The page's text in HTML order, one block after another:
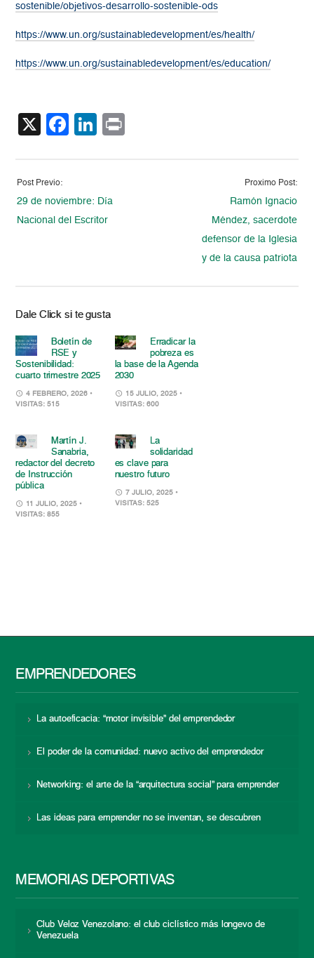
sostenible/objetivos-desarrollo-sostenible-ods
https://www.un.org/sustainabledevelopment/es/health/
https://www.un.org/sustainabledevelopment/es/education/
X Facebook
LinkedIn
Post Previo:
29 de noviembre: Día
Nacional del Escritor
Proximo Post:
Ramón Ignacio
Méndez, sacerdote
defensor de la Iglesia
y de la causa patriota
Dale Click si te gusta
Boletín de
RSE y
Sostenibilidad:
cuarto trimestre 2025
4 FEBRERO, 2026 •
VISITAS: 515
Erradicar la
pobreza es
la base de la Agenda
2030
15 JULIO, 2025 •
VISITAS: 600
Martín J.
Sanabria,
redactor del decreto
de Instrucción
pública
11 JULIO, 2025 •
VISITAS: 855
La
solidaridad
es clave para
nuestro futuro
7 JULIO, 2025 •
VISITAS: 525
EMPRENDEDORES
La autoeficacia: “motor invisible” del emprendedor
El poder de la comunidad: nuevo activo del emprendedor
Networking: el arte de la “arquitectura social” para emprender
Las ideas para emprender no se inventan, se descubren
MEMORIAS DEPORTIVAS
Club Veloz Venezolano: el club ciclístico más longevo de
Venezuela